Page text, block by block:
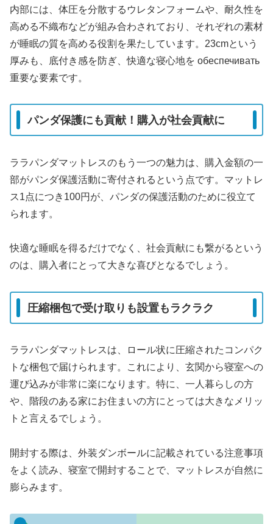
内部には、体圧を分散するウレタンフォームや、耐久性を
高める不織布などが組み合わされており、それぞれの素材
が睡眠の質を高める役割を果たしています。23cmという
厚みも、底付き感を防ぎ、快適な寝心地を обеспечивать
重要な要素です。
パンダ保護にも貢献！購入が社会貢献に
ララパンダマットレスのもう一つの魅力は、購入金額の一
部がパンダ保護活動に寄付されるという点です。マットレ
ス1点につき100円が、パンダの保護活動のために役立て
られます。
快適な睡眠を得るだけでなく、社会貢献にも繋がるという
のは、購入者にとって大きな喜びとなるでしょう。
圧縮梱包で受け取りも設置もラクラク
ララパンダマットレスは、ロール状に圧縮されたコンパク
トな梱包で届けられます。これにより、玄関から寝室への
運び込みが非常に楽になります。特に、一人暮らしの方
や、階段のある家にお住まいの方にとっては大きなメリッ
トと言えるでしょう。
開封する際は、外装ダンボールに記載されている注意事項
をよく読み、寝室で開封することで、マットレスが自然に
膨らみます。